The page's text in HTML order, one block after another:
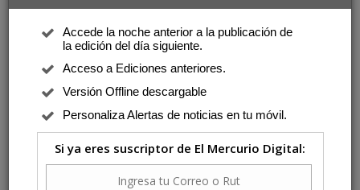
Accede la noche anterior a la publicación de
la edición del día siguiente.
Acceso a Ediciones anteriores.
Versión Offline descargable
Personaliza Alertas de noticias en tu móvil.
Si ya eres suscriptor de El Mercurio Digital: